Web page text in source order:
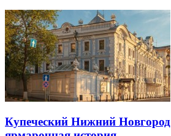
Купеческий Нижний